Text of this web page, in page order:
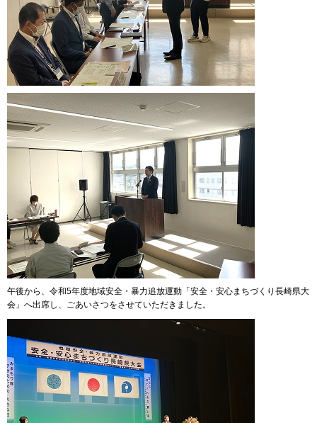
午後から、令和5年度地域安全・暴力追放運動「安全・安心まちづくり長崎県大
会」へ出席し、ごあいさつをさせていただきました。